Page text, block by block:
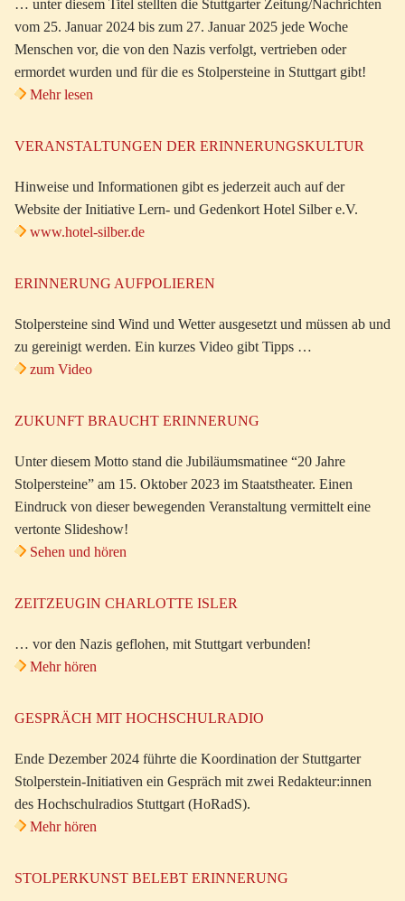
… unter diesem Titel stellten die Stuttgarter Zeitung/Nachrichten
vom 25. Januar 2024 bis zum 27. Januar 2025 jede Woche
Menschen vor, die von den Nazis verfolgt, vertrieben oder
ermordet wurden und für die es Stolpersteine in Stuttgart gibt!
Mehr lesen
VERANSTALTUNGEN DER ERINNERUNGSKULTUR
Hinweise und Informationen gibt es jederzeit auch auf der
Website der Initiative Lern- und Gedenkort Hotel Silber e.V.
www.hotel-silber.de
ERINNERUNG AUFPOLIEREN
Stolpersteine sind Wind und Wetter ausgesetzt und müssen ab und
zu gereinigt werden. Ein kurzes Video gibt Tipps …
zum Video
ZUKUNFT BRAUCHT ERINNERUNG
Unter diesem Motto stand die Jubiläumsmatinee “20 Jahre
Stolpersteine” am 15. Oktober 2023 im Staatstheater. Einen
Eindruck von dieser bewegenden Veranstaltung vermittelt eine
vertonte Slideshow!
Sehen und hören
ZEITZEUGIN CHARLOTTE ISLER
… vor den Nazis geflohen, mit Stuttgart verbunden!
Mehr hören
GESPRÄCH MIT HOCHSCHULRADIO
Ende Dezember 2024 führte die Koordination der Stuttgarter
Stolperstein-Initiativen ein Gespräch mit zwei Redakteur:innen
des Hochschulradios Stuttgart (HoRadS).
Mehr hören
STOLPERKUNST BELEBT ERINNERUNG